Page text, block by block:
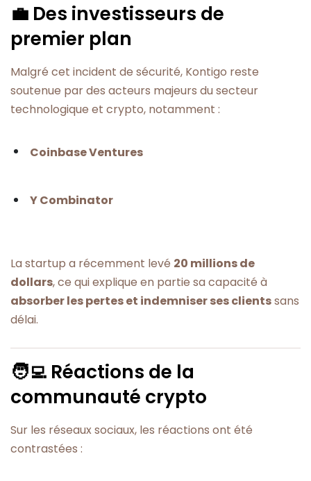
💼 Des investisseurs de
premier plan
Malgré cet incident de sécurité, Kontigo reste
soutenue par des acteurs majeurs du secteur
technologique et crypto, notamment :
Coinbase Ventures
Y Combinator
La startup a récemment levé 20 millions de
dollars, ce qui explique en partie sa capacité à
absorber les pertes et indemniser ses clientssans
délai.
🧑‍💻 Réactions de la
communauté crypto
Sur les réseaux sociaux, les réactions ont été
contrastées :